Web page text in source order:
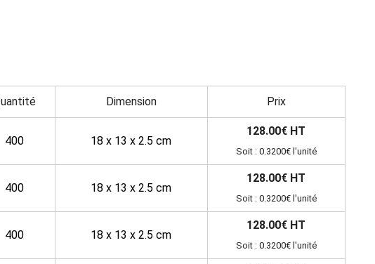
Dimension Prix
400 18 x 13 x 2.5 cm
128.00€ HT
Soit : 0.3200€ l'unité
400 18 x 13 x 2.5 cm
128.00€ HT
Soit : 0.3200€ l'unité
400 18 x 13 x 2.5 cm
128.00€ HT
Soit : 0.3200€ l'unité